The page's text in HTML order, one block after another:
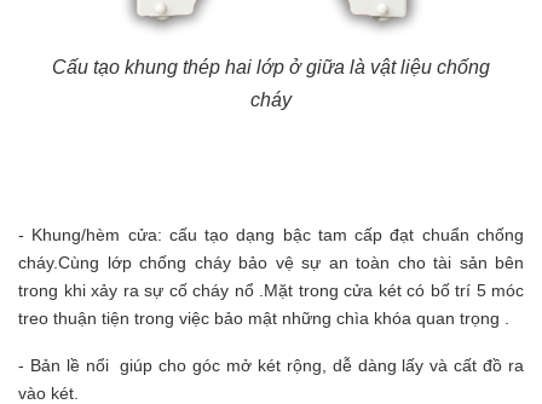
Cấu tạo khung thép hai lớp ở giữa là vật liệu chống
cháy
- Khung/hèm cửa: cấu tạo dạng bậc tam cấp đạt chuẩn chống
cháy.Cùng lớp chống cháy bảo vệ sự an toàn cho tài sản bên
trong khi xảy ra sự cố cháy nổ .Mặt trong cửa két có bố trí 5 móc
treo thuận tiện trong việc bảo mật những chìa khóa quan trọng .
- Bản lề nổi giúp cho góc mở két rộng, dễ dàng lấy và cất đồ ra
vào két.